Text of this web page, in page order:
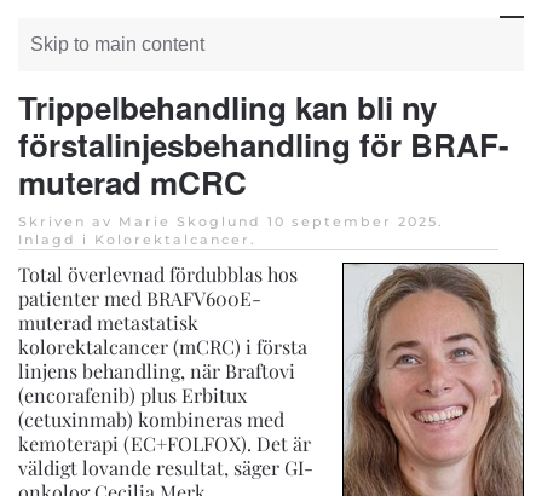
Skip to main content
Trippelbehandling kan bli ny
förstalinjesbehandling för BRAF-
muterad mCRC
Skriven av Marie Skoglund 10 september 2025.
Inlagd i Kolorektalcancer .
Total överlevnad fördubblas hos
patienter med BRAFV600E-
muterad metastatisk
kolorektalcancer (mCRC) i första
linjens behandling, när Braftovi
(encorafenib) plus Erbitux
(cetuxinmab) kombineras med
kemoterapi (EC+FOLFOX). Det är
väldigt lovande resultat, säger GI-